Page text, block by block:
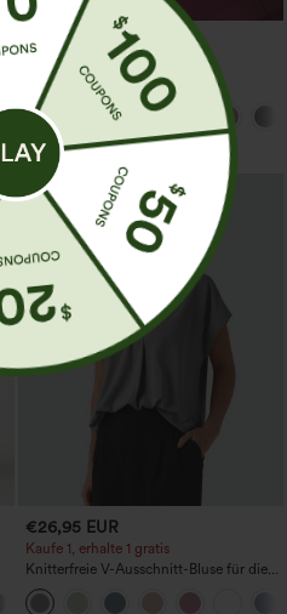
€31,95 EUR
€35,95 EUR
Kaufe 2, erhalte 1 gratis
Ein-Schulter-Langarmtop mit
Daumenloch, geschwungener Saum
(High-Low), schnell trocknend – Yoga-
Sporttop mit integriertem BH
+5
€26,95 EUR
Kaufe 1, erhalte 1 gratis
Knitterfreie V-Ausschnitt-Bluse für die
Arbeit, kurzärmelig und oversized